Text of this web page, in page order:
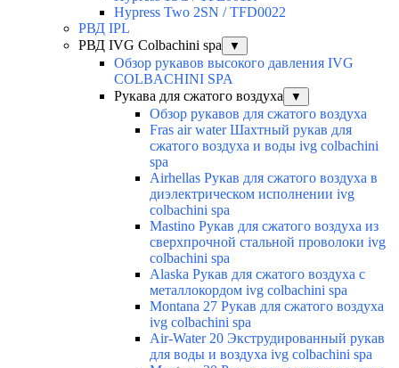
Hypress Two 2SN / TFD0022
РВД IPL
РВД IVG Colbachini spa
▼
Обзор рукавов высокого давления IVG
COLBACHINI SPA
Рукава для сжатого воздуха
▼
Обзор рукавов для сжатого воздуха
Fras air water Шахтный рукав для
сжатого воздуха и воды ivg colbachini
spa
Airhellas Рукав для сжатого воздуха в
диэлектрическом исполнении ivg
colbachini spa
Mastino Рукав для сжатого воздуха из
сверхпрочной стальной проволоки ivg
colbachini spa
Alaska Рукав для сжатого воздуха с
металлокордом ivg colbachini spa
Montana 27 Рукав для сжатого воздуха
ivg colbachini spa
Air-Water 20 Экструдированный рукав
для воды и воздуха ivg colbachini spa